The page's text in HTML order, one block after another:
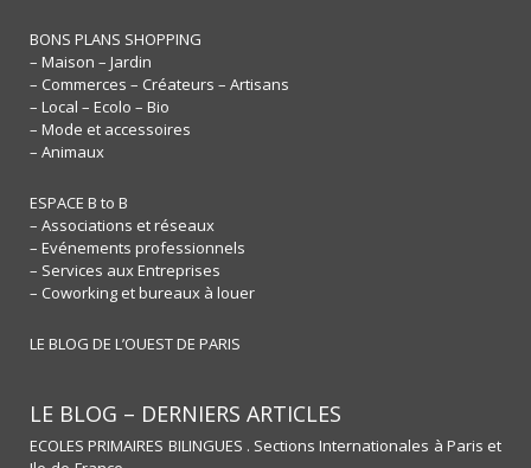
BONS PLANS SHOPPING
– Maison – Jardin
– Commerces – Créateurs – Artisans
– Local – Ecolo – Bio
– Mode et accessoires
– Animaux
ESPACE B to B
– Associations et réseaux
– Evénements professionnels
– Services aux Entreprises
– Coworking et bureaux à louer
LE BLOG DE L’OUEST DE PARIS
LE BLOG – DERNIERS ARTICLES
ECOLES PRIMAIRES BILINGUES . Sections Internationales à Paris et